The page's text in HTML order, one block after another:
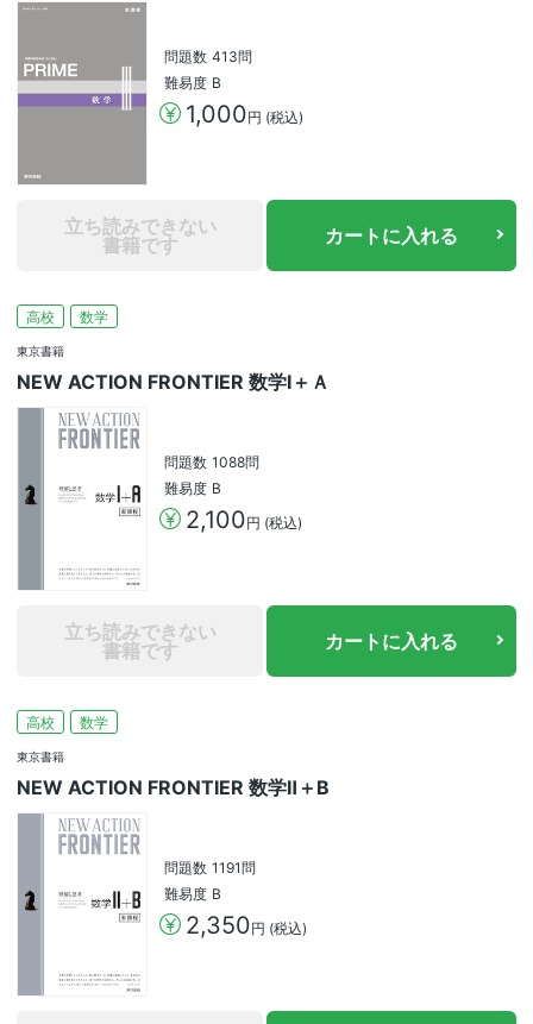
問題数 413問
難易度 B
1,000円 (税込)
立ち読みできない
書籍です
カートに入れる
高校 数学
東京書籍
NEW ACTION FRONTIER 数学Ⅰ＋Ａ
問題数 1088問
難易度 B
2,100円 (税込)
立ち読みできない
書籍です
カートに入れる
高校 数学
東京書籍
NEW ACTION FRONTIER 数学Ⅱ＋B
問題数 1191問
難易度 B
2,350円 (税込)